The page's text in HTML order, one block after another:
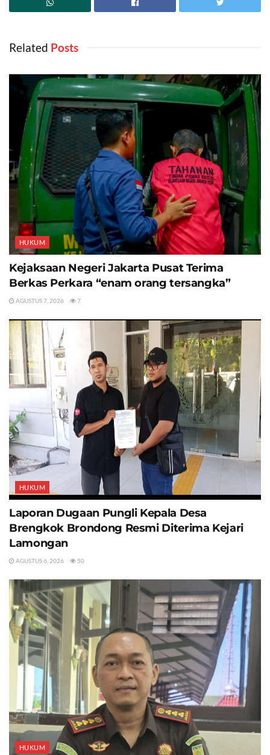
Related ‎ Posts
HUKUM
Kejaksaan Negeri Jakarta Pusat Terima
Berkas Perkara “enam orang tersangka”
AGUSTUS 7, 2026 7
HUKUM
Laporan Dugaan Pungli Kepala Desa
Brengkok Brondong Resmi Diterima Kejari
Lamongan
AGUSTUS 6, 2026 50
HUKUM